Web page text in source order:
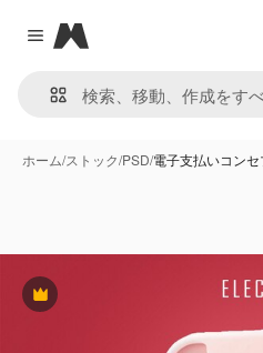
Close menu
Magnific
ホーム/ストック/PSD/電子支払いコン
Premium